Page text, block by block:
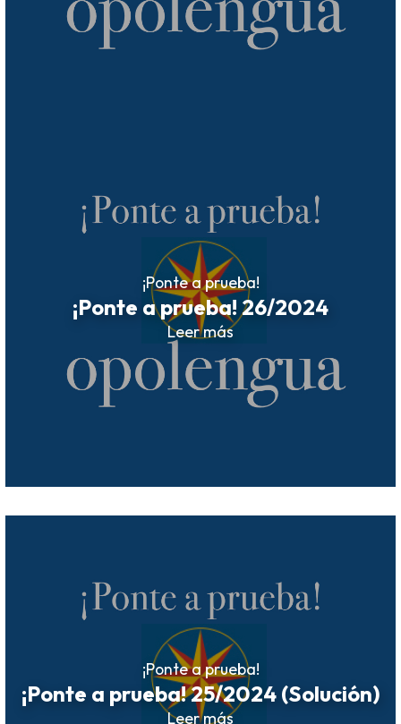
¡Ponte a prueba!
¡Ponte a prueba! 26/2024
Leer más
¡Ponte a prueba!
¡Ponte a prueba! 25/2024 (Solución)
Leer más